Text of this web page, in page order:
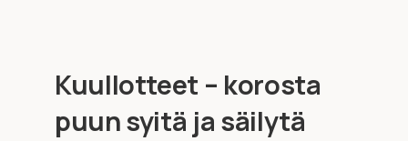
Kuullotteet – korosta
puun syitä ja säilytä